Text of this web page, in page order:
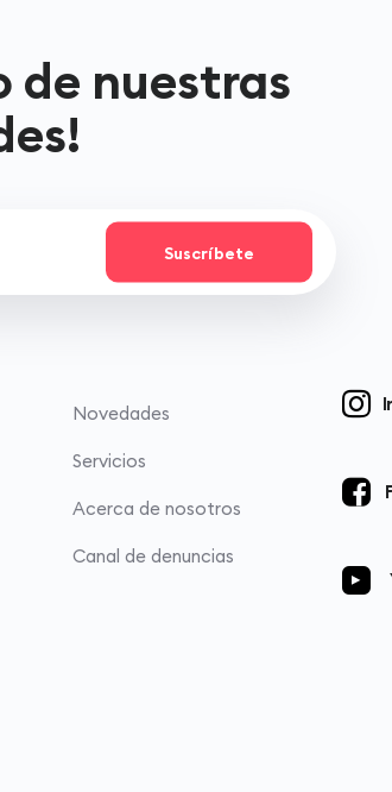
de nuestras
Suscríbete
Novedades
Servicios
Acerca de nosotros
Canal de denuncias